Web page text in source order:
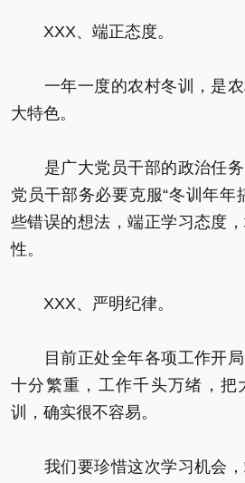
XXX、端正态度。
一年一度的农村冬训，是农
大特色。
是广大党员干部的政治任务
党员干部务必要克服“冬训年年
些错误的想法，端正学习态度
性。
XXX、严明纪律。
目前正处全年各项工作开局
十分繁重，工作千头万绪，把
训，确实很不容易。
我们要珍惜这次学习机会，